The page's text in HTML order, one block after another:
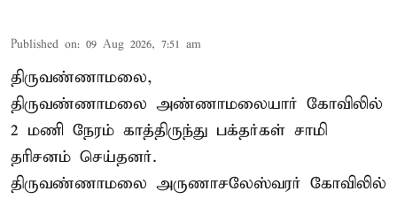
Published on: 09 Aug 2026, 7:51 am
திருவண்ணாமலை,
திருவண்ணாமலை அண்ணாமலையார் கோவிலில்
2 மணி நேரம் காத்திருந்து பக்தர்கள் சாமி
தரிசனம் செய்தனர்.
திருவண்ணாமலை அருணாசலேஸ்வரர் கோவிலில்